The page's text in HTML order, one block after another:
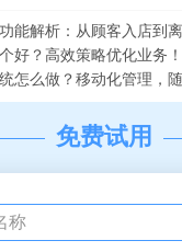
能解析：从顾客入店到离
好？高效策略优化业务！
怎么做？移动化管理，随
免费试用